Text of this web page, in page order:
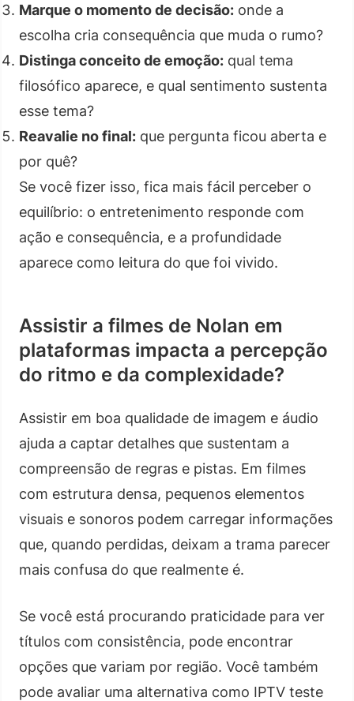
Marque o momento de decisão: onde a
escolha cria consequência que muda o rumo?
Distinga conceito de emoção: qual tema
filosófico aparece, e qual sentimento sustenta
esse tema?
Reavalie no final: que pergunta ficou aberta e
por quê?
Se você fizer isso, fica mais fácil perceber o
equilíbrio: o entretenimento responde com
ação e consequência, e a profundidade
aparece como leitura do que foi vivido.
Assistir a filmes de Nolan em
plataformas impacta a percepção
do ritmo e da complexidade?
Assistir em boa qualidade de imagem e áudio
ajuda a captar detalhes que sustentam a
compreensão de regras e pistas. Em filmes
com estrutura densa, pequenos elementos
visuais e sonoros podem carregar informações
que, quando perdidas, deixam a trama parecer
mais confusa do que realmente é.
Se você está procurando praticidade para ver
títulos com consistência, pode encontrar
opções que variam por região. Você também
pode avaliar uma alternativa como IPTV teste